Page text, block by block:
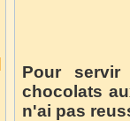
Pour
chocolats
n'ai pas